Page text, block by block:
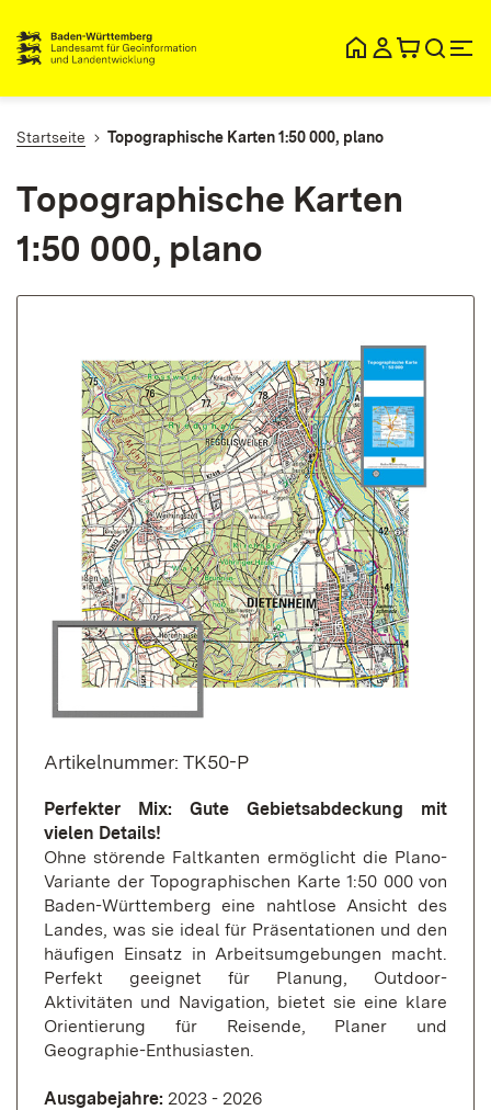
Startseite Topographische Karten 1:50 000, plano
Topographische Karten
1:50 000, plano
Artikelnummer: TK50-P
Perfekter Mix: Gute Gebietsabdeckung mit
vielen Details!
Ohne störende Faltkanten ermöglicht die Plano-
Variante der Topographischen Karte 1:50 000 von
Baden-Württemberg eine nahtlose Ansicht des
Landes, was sie ideal für Präsentationen und den
häufigen Einsatz in Arbeitsumgebungen macht.
Perfekt geeignet für Planung, Outdoor-
Aktivitäten und Navigation, bietet sie eine klare
Orientierung für Reisende, Planer und
Geographie-Enthusiasten.
Ausgabejahre: 2023 - 2026